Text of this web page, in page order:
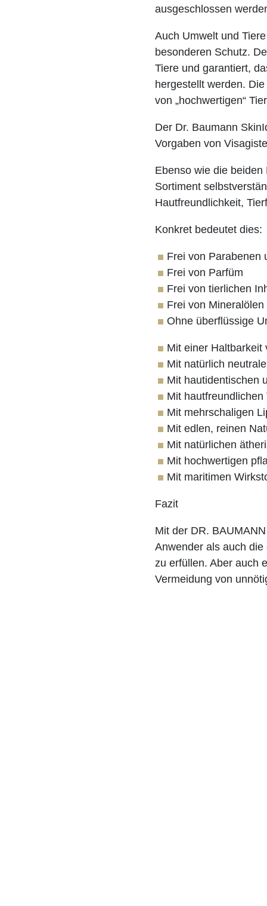
ausgeschlossen
Auch Umwelt und
besonderen Schutz.
Tiere und garantiert,
hergestellt werden.
von „hochwertigen“
Der Dr. Baumann
Vorgaben von
Ebenso wie die
Sortiment
Hautfreundlichkeit,
Konkret bedeutet dies:
Frei von Parabenen
Frei von Parfüm
Frei von tierlichen
Frei von Mineralölen
Ohne überflüssige
Mit einer Haltbarkeit
Mit natürlich
Mit hautidentischen
Mit hautfreundlichen
Mit mehrschaligen
Mit edlen, reinen
Mit natürlichen
Mit hochwertigen
Mit maritimen
Fazit
Mit der DR.
Anwender als auch
zu erfüllen. Aber auch
Vermeidung von